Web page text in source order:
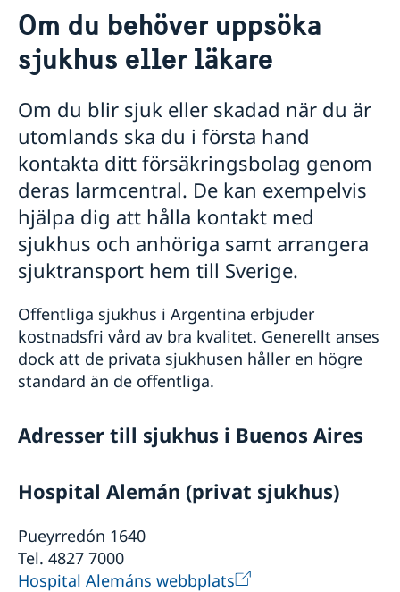
Hjälp till svenskar i Argentina
Rösta i Argentina
Pass i Argentina
Passansökan för vuxna
Passansökan för barn under 18 år
Nationellt id-kort
Provisoriskt pass
Samordningsnummer
Förlust av pass
Hämta färdigt pass eller id-kort
Om olyckan är framme i Argentina
Polisanmälan
Förlust av pass eller bankkort
Ekonomisk hjälp
Om du behöver uppsöka sjukhus eller läkare
Om du behöver någonstans att bo
Viktiga telefonnummer
Svenskt medborgarskap i Argentina
Medbor­gar­skap för barn med svensk pappa födda
utom­lands före 1 april 2015
Förlora eller behålla svenskt medborgarskap
Dubbelt medborgarskap
Levnadsintyg i Argentina
Gifta sig i Argentina
Dödsfall i Argentina
Arv i Argentina
Juridisk hjälp i Argentina
Reseinformation Argentina
Aktuella händelser
Terrorism
Naturförhållanden och katastrofer
In- och utresebestämmelser
Inför resan till Argentina
Om du behöver uppsöka
sjukhus eller läkare
Om du blir sjuk eller skadad när du är
utomlands ska du i första hand
kontakta ditt försäkringsbolag genom
deras larmcentral. De kan exempelvis
hjälpa dig att hålla kontakt med
sjukhus och anhöriga samt arrangera
sjuktransport hem till Sverige.
Offentliga sjukhus i Argentina erbjuder
kostnadsfri vård av bra kvalitet. Generellt anses
dock att de privata sjukhusen håller en högre
standard än de offentliga.
Adresser till sjukhus i Buenos Aires
Hospital Alemán (privat sjukhus)
Pueyrredón 1640
Tel. 4827 7000
Hospital Alemáns webbplats